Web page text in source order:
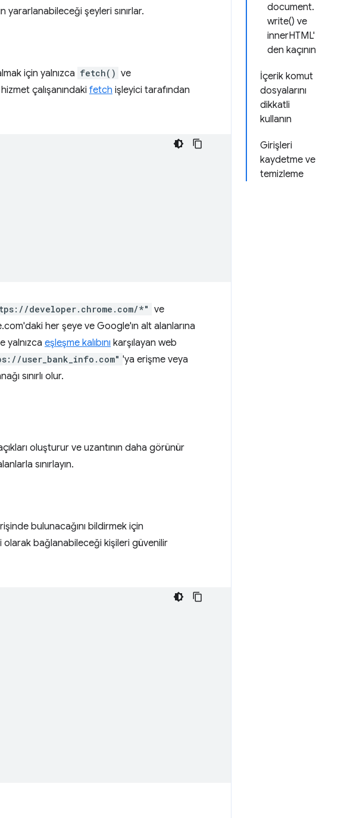
document.
write() ve
innerHTML'
den kaçının
İçerik komut
dosyalarını
dikkatli
kullanın
Girişleri
kaydetme ve
temizleme
yararlanabileceği şeyleri sınırlar.
için yalnızca fetch() ve
çalışanındaki fetch işleyici tarafından
developer.chrome.com/*" ve
her şeye ve Google'ın alt alanlarına
yalnızca eşleşme kalıbını karşılayan web
user_bank_info.com" 'ya erişme veya
sınırlı olur.
oluşturur ve uzantının daha görünür
sınırlayın.
bulunacağını bildirmek için
olarak bağlanabileceği kişileri güvenilir